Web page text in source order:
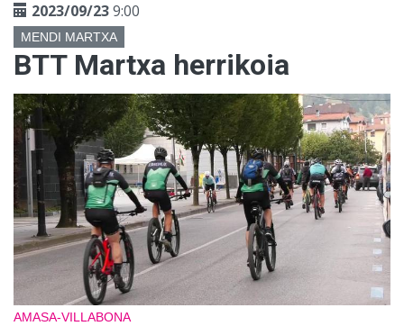
2023/09/239:00
MENDI MARTXA
BTT Martxa herrikoia
AMASA-VILLABONA